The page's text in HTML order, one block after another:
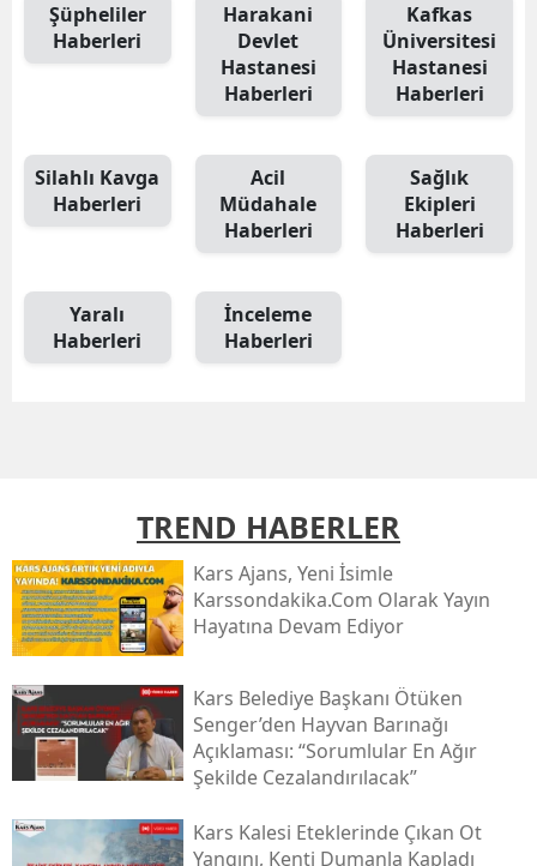
Eskişehir
Gaziantep
Giresun
Gümüşhane
Hakkari
Kayseri
Kırşehir
Kocaeli
Kütahya
Şüpheliler
Haberleri
Harakani
Devlet
Hastanesi
Haberleri
Kafkas
Üniversitesi
Hastanesi
Haberleri
Silahlı Kavga
Haberleri
Acil
Müdahale
Haberleri
Sağlık
Ekipleri
Haberleri
Yaralı
Haberleri
İnceleme
Haberleri
TREND HABERLER
Kars Ajans, Yeni İsimle
Karssondakika.com Olarak Yayın
Hayatına Devam Ediyor
Kars Belediye Başkanı Ötüken
Senger’den Hayvan Barınağı
Açıklaması: “sorumlular En Ağır
Şekilde Cezalandırılacak”
Kars Kalesi Eteklerinde Çıkan Ot
Yangını, Kenti Dumanla Kapladı